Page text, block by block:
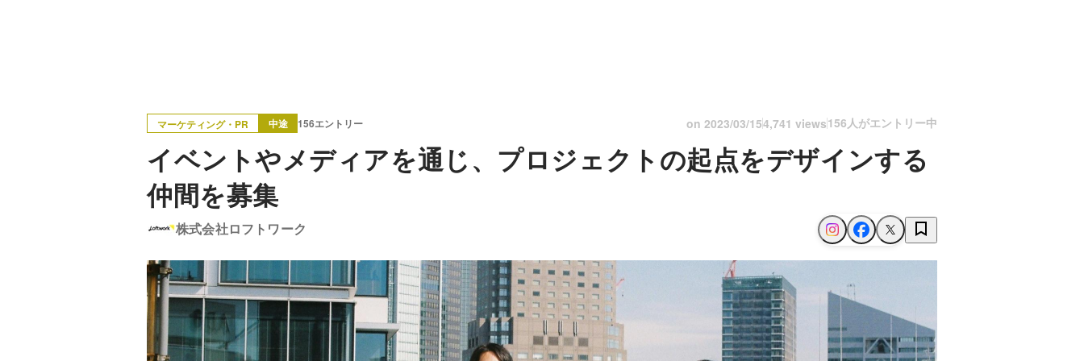
マーケティング・PR 中途 156エントリー on 2023/03/154,741 views156人がエントリー中
イベントやメディアを通じ、プロジェクトの起点をデザインする
仲間を募集
株式会社ロフトワーク